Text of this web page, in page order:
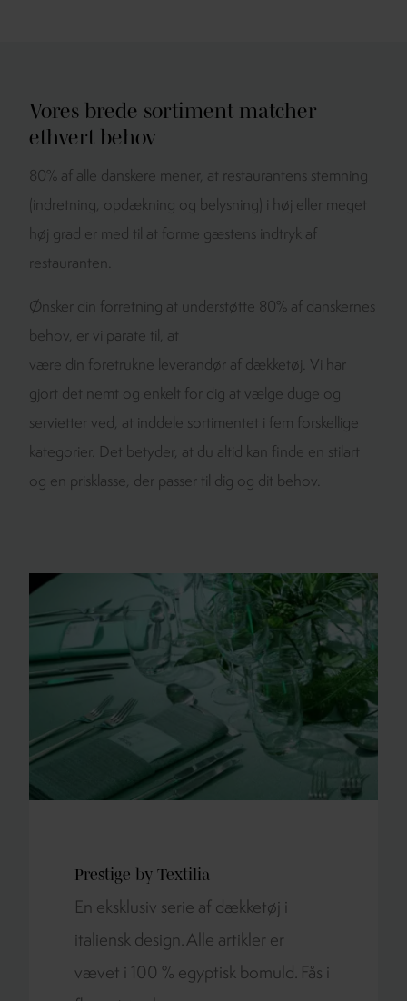
Vores brede sortiment matcher
ethvert behov
80% af alle danskere mener, at restaurantens stemning
(indretning, opdækning og belysning) i høj eller meget
høj grad er med til at forme gæstens indtryk af
restauranten.
Ønsker din forretning at understøtte 80% af danskernes
behov, er vi parate til, at
være din foretrukne leverandør af dækketøj. Vi har
gjort det nemt og enkelt for dig at vælge duge og
servietter ved, at inddele sortimentet i fem forskellige
kategorier. Det betyder, at du altid kan finde en stilart
og en prisklasse, der passer til dig og dit behov.
Prestige by Textilia
En eksklusiv serie af dækketøj i
italiensk design. Alle artikler er
vævet i 100 % egyptisk bomuld. Fås i